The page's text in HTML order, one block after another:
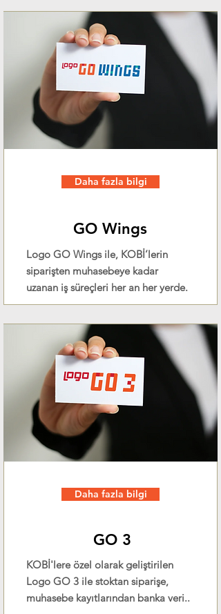
Daha fazla bilgi
GO Wings
Logo GO Wings ile, KOBİ’lerin
siparişten muhasebeye kadar
uzanan iş süreçleri her an her yerde.
Daha fazla bilgi
GO 3
KOBİ'lere özel olarak geliştirilen
Logo GO 3 ile stoktan siparişe,
muhasebe kayıtlarından banka veri..